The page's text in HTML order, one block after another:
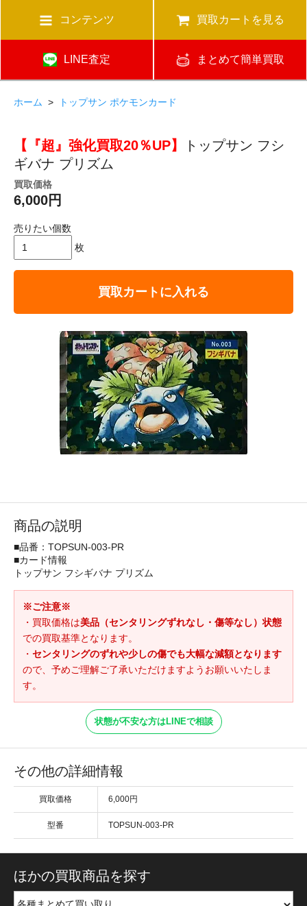
コンテンツ 買取カートを見る
LINE査定 まとめて簡単買取
ホーム > トップサン ポケモンカード
【『超』強化買取20％UP】
トップサン フシ
ギバナ プリズム
買取価格
6,000円
売りたい個数
枚
買取カートに入れる
商品の説明
■品番：TOPSUN-003-PR
■カード情報
トップサン フシギバナ プリズム
※ご注意※
・買取価格は美品（センタリングずれなし・傷等なし）状態
での買取基準となります。
・ センタリングのずれや少しの傷でも大幅な減額となります
ので、予めご理解ご了承いただけますようお願いいたしま
す。
状態が不安な方はLINEで相談
その他の詳細情報
買取価格 6,000円
型番 TOPSUN-003-PR
ほかの買取商品を探す